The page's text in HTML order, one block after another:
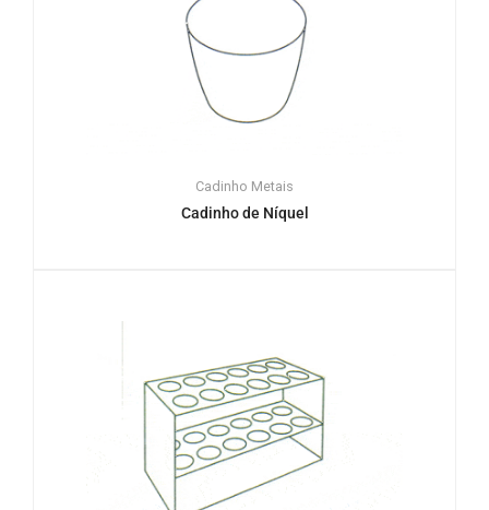
Cadinho Metais
Cadinho de Níquel